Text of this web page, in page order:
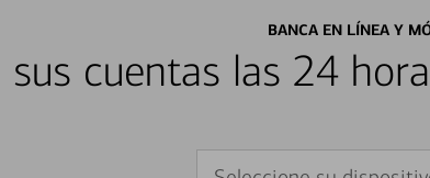
BANCA EN LÍNEA Y
cuentas las 24